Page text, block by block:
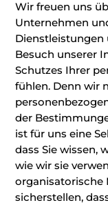
Wir freuen uns
Unternehmen
Dienstleistungen
Besuch unserer
Schutzes Ihrer
fühlen. Denn wir
der
ist für uns eine
dass Sie wissen,
wie wir sie
organisatorische
sicherstellen,